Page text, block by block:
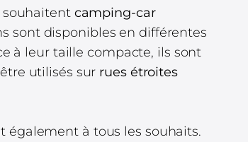
souhaitent camping-car
sont disponibles en différentes
à leur taille compacte, ils sont
utilisés sur rues étroites
également à tous les souhaits.